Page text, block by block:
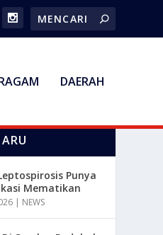
DAERAH
Punya
Mematikan
| NEWS